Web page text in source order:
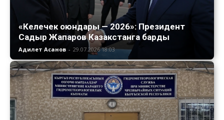
«Келечек оюндары — 2026»: Президент
Садыр Жапаров Казакстанга барды
Адилет Асанов - 29.07.2026 18:03